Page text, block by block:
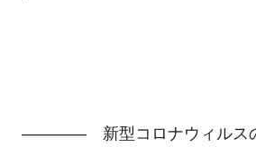
―――― 新型コロナウィルスの